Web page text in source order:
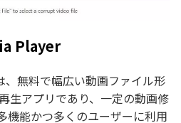
Player
、無料で幅広い動画ファイル形
生アプリであり、一定の動画修
機能かつ多くのユーザーに利用